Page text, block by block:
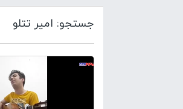
جستجو: امیر تتلو